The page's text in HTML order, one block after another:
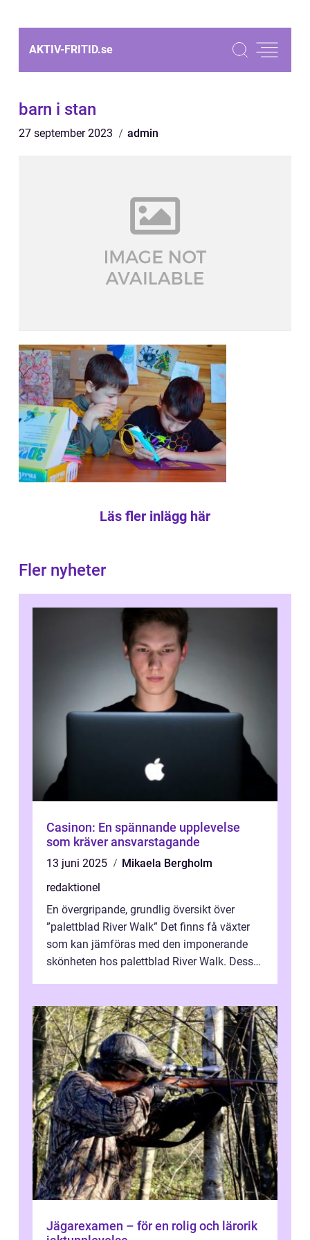
AKTIV-FRITID.se
barn i stan
27 september 2023 admin
Läs fler inlägg här
Fler nyheter
Casinon: En spännande upplevelse
som kräver ansvarstagande
13 juni 2025
Mikaela Bergholm
redaktionel
En övergripande, grundlig översikt över
”palettblad River Walk” Det finns få växter
som kan jämföras med den imponerande
skönheten hos palettblad River Walk. Dess
Jägarexamen – för en rolig och lärorik